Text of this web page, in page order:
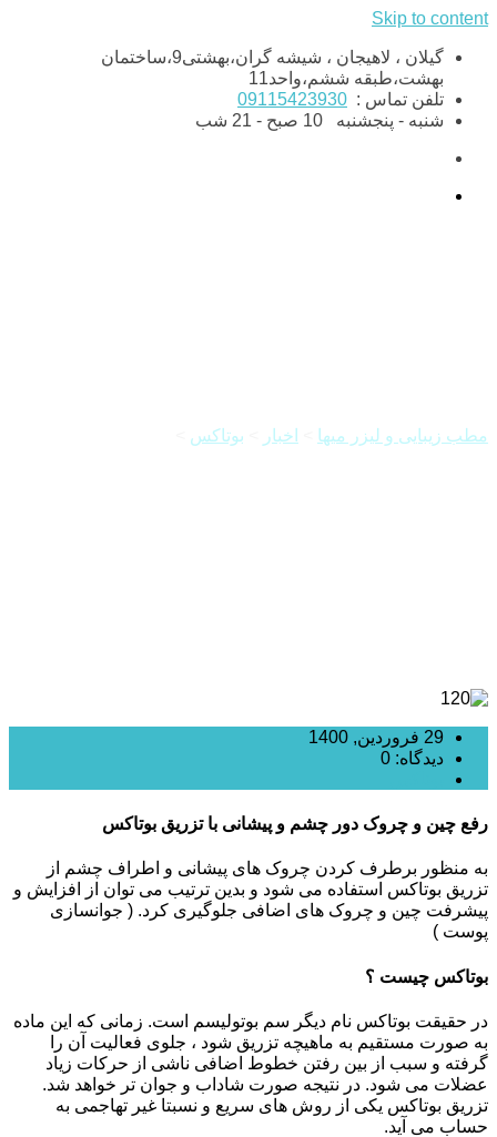
Skip to content
گیلان ، لاهیجان ، شیشه گران،بهشتی9،ساختمان
بهشت،طبقه ششم،واحد11
تلفن تماس : 09115423930
شنبه - پنجشنبه
مطب زیبایی و لیزر میها اخبار بوتاکس
29 فروردین, 1400
دیدگاه: 0
رفع چین و چروک دور چشم و پیشانی با تزریق بوتاکس
به منظور برطرف کردن چروک های پیشانی و اطراف چشم از
تزریق بوتاکس استفاده می شود و بدین ترتیب می توان از افزایش و
پیشرفت چین و چروک های اضافی جلوگیری کرد. ( جوانسازی
پوست )
بوتاکس چیست ؟
در حقیقت بوتاکس نام دیگر سم بوتولیسم است. زمانی که این ماده
به صورت مستقیم به ماهیچه تزریق شود ، جلوی فعالیت آن را
گرفته و سبب از بین رفتن خطوط اضافی ناشی از حرکات زیاد
عضلات می شود. در نتیجه صورت شاداب و جوان تر خواهد شد.
تزریق بوتاکس یکی از روش های سریع و نسبتا غیر تهاجمی به
حساب می آید.